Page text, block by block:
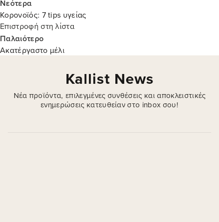
Νεότερα
Κορονοϊός: 7 tips υγείας
Επιστροφή στη λίστα
Παλαιότερο
Ακατέργαστο μέλι
Kallist News
Νέα προϊόντα, επιλεγμένες συνθέσεις και αποκλειστικές
ενημερώσεις κατευθείαν στο inbox σου!